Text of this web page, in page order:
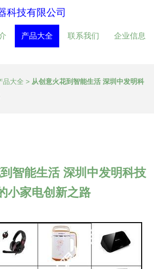
科技有限公司
产品大全 联系我们 企业信息
品大全 > 从创意火花到智能生活 深圳中发明科
智能生活 深圳中发明科技
小家电创新之路